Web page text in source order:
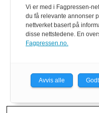
Abonnement
eMagasin
Vi er med i Fagpressen-
du få relevante annonser
nettverket basert på
disse nettstedene. En
Fagpressen.no.
Avvis alle